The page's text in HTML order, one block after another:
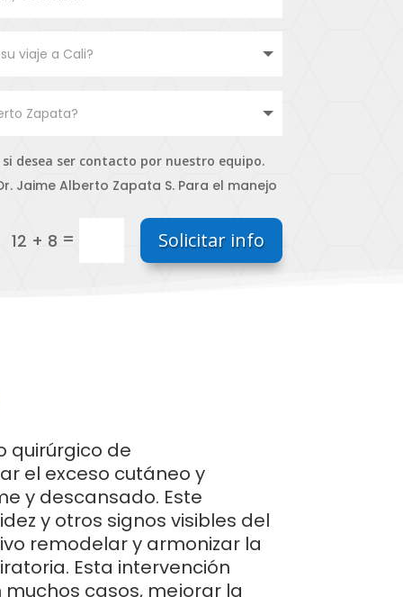
desea ser contacto por nuestro equipo.
Jaime Alberto Zapata S. Para el manejo
12 + 8 = Solicitar info
quirúrgico de
el exceso cutáneo y
y descansado. Este
y otros signos visibles del
remodelar y armonizar la
Esta intervención
casos, mejorar la